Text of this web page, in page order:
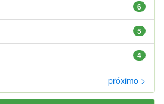
6
5
4
próximo >